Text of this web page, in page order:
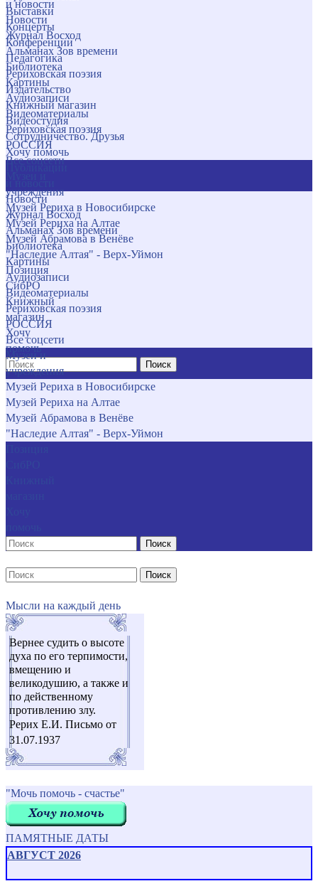
и новости
Новости
Журнал Восход
Альманах Зов времени
Библиотека
Картины
Аудиозаписи
Видеоматериалы
Рериховская поэзия
РОССИЯ
Все соцсети
учреждения
Музей Рериха в Новосибирске
Музей Рериха на Алтае
Музей Абрамова в Венёве
"Наследие Алтая" - Верх-Уймон
Позиция
СибРО
Книжный
магазин
Хочу
помочь
Поиск
Выставки
Концерты
Конференции
Педагогика
Рериховская поэзия
Издательство
Книжный магазин
Видеостудия
Сотрудничество. Друзья
Хочу помочь
Новости
Журнал Восход
Альманах Зов времени
Библиотека
Картины
Аудиозаписи
Видеоматериалы
Рериховская поэзия
РОССИЯ
Все соцсети
Музеи и
учреждения
Музей Рериха в Новосибирске
Музей Рериха на Алтае
Музей Абрамова в Венёве
"Наследие Алтая" - Верх-Уймон
Поиск
Поиск
Мысли на каждый день
Вернее судить о высоте
духа по его терпимости,
вмещению и
великодушию, а также и
по действенному
противлению злу.
Рерих Е.И. Письмо от
31.07.1937
"Мочь помочь - счастье"
ПАМЯТНЫЕ ДАТЫ
АВГУСТ 2026